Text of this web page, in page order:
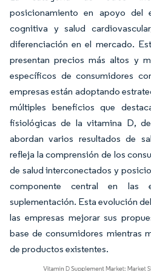
posicionamiento en apoyo del
cognitiva y salud
diferenciación en el mercado.
presentan precios más altos y
específicos de consumidores
empresas están adoptando
múltiples beneficios que
fisiológicas de la vitamina D,
abordan varios resultados de
refleja la comprensión de los
de salud interconectados y
componente central en las
suplementación. Esta evolución
las empresas mejorar sus
base de consumidores mientras
de productos existentes.